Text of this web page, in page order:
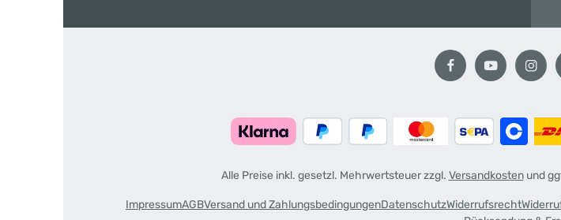
Alle Preise inkl. gesetzl. Mehrwertsteuer zzgl. Versandkostenund
ImpressumAGBVersand und ZahlungsbedingungenDatenschutzWiderrufsrecht